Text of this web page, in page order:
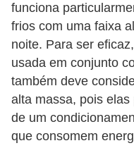
funciona
frios com uma faixa
noite. Para ser
usada em conjunto
também deve
alta massa, pois
de um
que consomem
c
o
d
o
m
í